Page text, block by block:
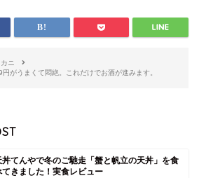
ニ
がうまくて悶絶。これだけでお酒が進みます。
丼てんやで冬のご馳走「蟹と帆立の天丼」を食
てきました！実食レビュー